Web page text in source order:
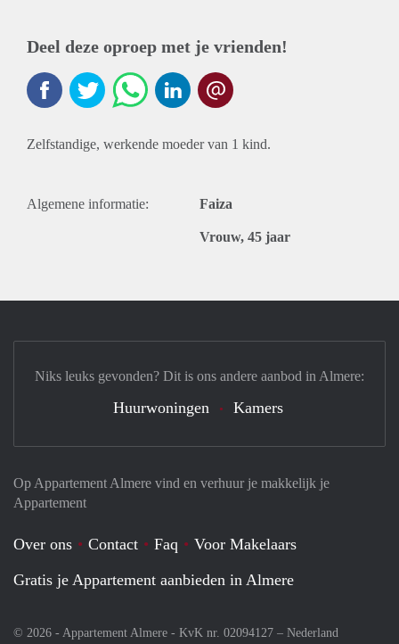
Deel deze oproep met je vrienden!
Zelfstandige, werkende moeder van 1 kind.
Algemene informatie: Faiza
Vrouw, 45 jaar
Op Appartement Almere vind en verhuur je makkelijk je
Appartement
Over ons Contact Faq
Voor Makelaars
Gratis je Appartement aanbieden in Almere
© 2026 - Appartement Almere - KvK nr. 02094127 – Nederland
Niks leuks gevonden? Dit is ons andere aanbod in Almere:
Huurwoningen Kamers